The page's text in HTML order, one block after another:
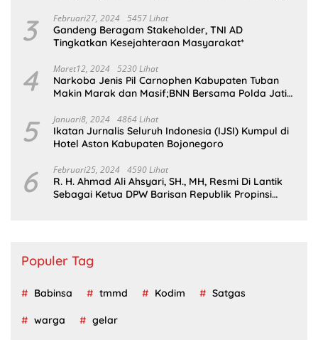
3 Februari27, 2024 5457 Lihat
Gandeng Beragam Stakeholder, TNI AD
Tingkatkan Kesejahteraan Masyarakat*
4 Maret12, 2024 5230 Lihat
Narkoba Jenis Pil Carnophen Kabupaten Tuban
Makin Marak dan Masif;BNN Bersama Polda Jatim
5 Januari8, 2024 4864 Lihat
Ikatan Jurnalis Seluruh Indonesia (IJSI) Kumpul di
Hotel Aston Kabupaten Bojonegoro
6 Februari25, 2024 4590 Lihat
R. H. Ahmad Ali Ahsyari, SH., MH, Resmi Di Lantik
Sebagai Ketua DPW Barisan Republik Propinsi
Populer Tag
Babinsa tmmd Kodim Satgas
warga gelar